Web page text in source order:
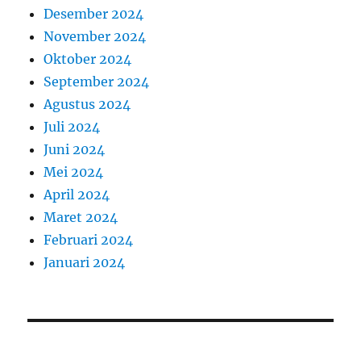
Desember 2024
November 2024
Oktober 2024
September 2024
Agustus 2024
Juli 2024
Juni 2024
Mei 2024
April 2024
Maret 2024
Februari 2024
Januari 2024